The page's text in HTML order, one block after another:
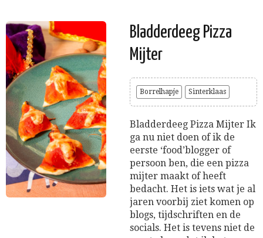
Bladderdeeg Pizza
Mijter
Borrelhapje Sinterklaas
Bladderdeeg Pizza Mijter Ik
ga nu niet doen of ik de
eerste ‘food’blogger of
persoon ben, die een pizza
mijter maakt of heeft
bedacht. Het is iets wat je al
jaren voorbij ziet komen op
blogs, tijdschriften en de
socials. Het is tevens niet de